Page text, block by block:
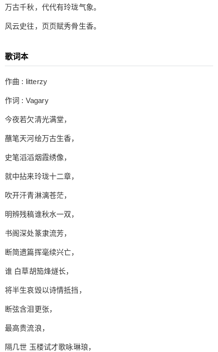
万古千秋，代代有玲珑气象。
风云史往，页页赋秀骨生香。
歌词本
作曲 : litterzy
作词 : Vagary
今夜若欠清光满堂，
蘸笔天河绘万古生香，
史笔滔滔烟霞绣像，
就中拈来玲珑十二章，
吹开汗青淋漓苍茫，
明辨残稿谁秋水一双，
书阁深处篆隶流芳，
断简遗篇挥毫续兴亡，
谁 白草胡笳烽燧长，
将半生哀毁以诗情抵挡，
断弦含泪更张，
最高贵流浪，
隔几世 玉楼试才歌咏琳琅，
以诗情抵挡， 断弦含泪更张， 最高贵流浪， 隔几
絮荡荡 摹尽落雪茫茫， 谁万里关山暂忘女儿模样
甲揩亮， 舍旧时云裳， 乱世丹心碧血满腔， 灵思
千转一意辅隋杨， 河山纷裂终须入掌， 百万明珠抬
手赐名将， 逸兴遄飞催花一场， 犹记看朱成碧添惆
谁 一身风雅奉君王， 持 素心清明 秤 天下才郎， 遇
合 锦绣黄粱， 纷纭中静赏， 后来有 一生明旷漱玉
齐望， 而燕燕于飞怎甘随波低昂 睥睨燕云月上，
谁马踏桃花 画角长吟金鼓铿锵 寸土不让， 万军一
剑挡， 煌煌千载辉光， 古今盛筵长， 何幸有你登
场， 共举霞觞， 谁血作胭脂 枪起夭矫龙翔 翠袖虎
为你轻叙巾帼芬芳 浩歌一曲传香， 唱不完跌宕 明
媚刚强 百代秾华千秋榜样， 行经故梦今又来访，
ww.bilibili.com/video/av78977256 精彩瞬间 高质量
的拜年祭作品。二创数量非常多。 人声 三无翻唱：
ideo/av86033291 坐标p赤羽翻唱：视频号8539654
4 传送门：https://www.bilibili.com/video/av853965